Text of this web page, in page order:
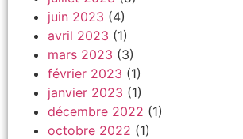
juin 2023 (4)
avril 2023 (1)
mars 2023 (3)
février 2023 (1)
janvier 2023 (1)
décembre 2022 (1)
octobre 2022 (1)